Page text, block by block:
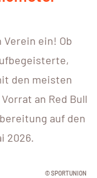
ein! Ob
den meisten
an Red Bull
auf den
2026.
© SPORTUNION